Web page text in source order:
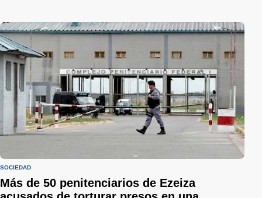
SOCIEDAD
Más de 50 penitenciarios de Ezeiza